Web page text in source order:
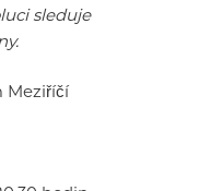
sleduje
Meziříčí